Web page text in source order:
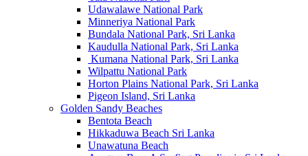
Udawalawe National Park
Minneriya National Park
Bundala National Park, Sri Lanka
Kaudulla National Park, Sri Lanka
Kumana National Park, Sri Lanka
Wilpattu National Park
Horton Plains National Park, Sri Lanka
Pigeon Island, Sri Lanka
Golden Sandy Beaches
Bentota Beach
Hikkaduwa Beach Sri Lanka
Unawatuna Beach